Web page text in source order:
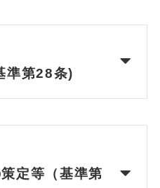
準第28条)
定等（基準第